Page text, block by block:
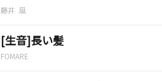
藤井 風
[生音]長い髪
FOMARE